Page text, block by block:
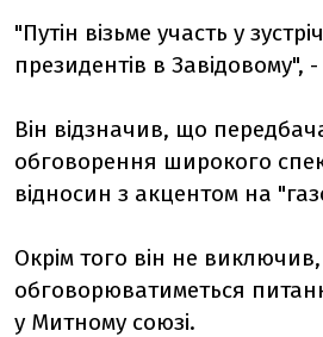
"Путін візьме участь у
президентів в Завідовому",
Він відзначив, що
обговорення широкого
відносин з акцентом на
Окрім того він не
обговорюватиметься
у Митному союзі.